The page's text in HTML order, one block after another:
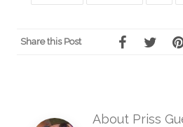
Share this Post
About Priss